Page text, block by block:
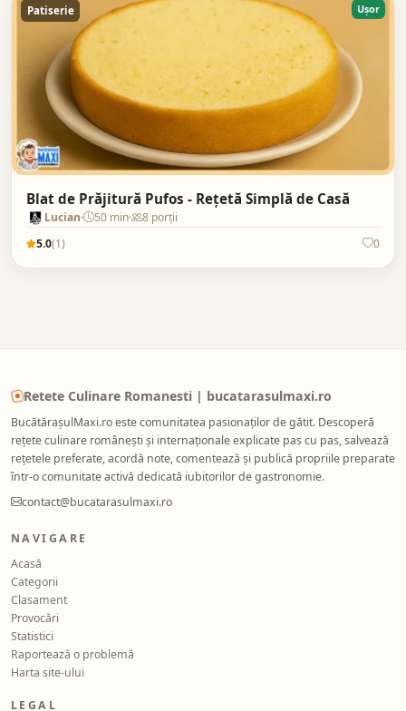
Patiserie Ușor
Blat de Prăjitură Pufos - Rețetă Simplă de Casă
Lucian 50 min
8 porții
5.0(1) 0
Retete Culinare Romanesti | bucatarasulmaxi.ro
BucătărașulMaxi.ro este comunitatea pasionaților de gătit. Descoperă
rețete culinare românești și internaționale explicate pas cu pas, salvează
rețetele preferate, acordă note, comentează și publică propriile preparate
într-o comunitate activă dedicată iubitorilor de gastronomie.
contact@bucatarasulmaxi.ro
NAVIGARE
Acasă
Categorii
Clasament
Provocări
Statistici
Raportează o problemă
Harta site-ului
LEGAL